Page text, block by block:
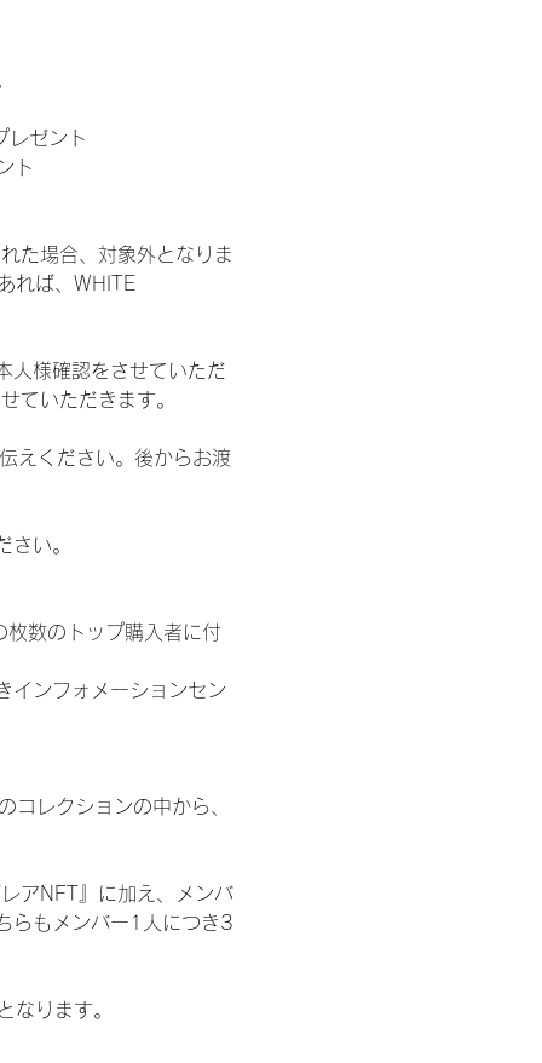
レゼント
ト
た場合、対象外となりま
れば、WHITE
人様確認をさせていただ
ていただきます。
えください。後からお渡
い。
数のトップ購入者に付
インフォメーションセン
レクションの中から、
アNFT』に加え、メンバ
らもメンバー1人につき3
なります。